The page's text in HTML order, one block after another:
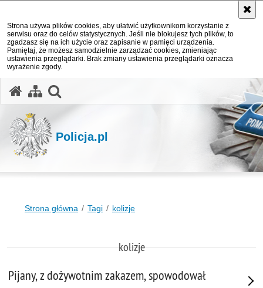
Strona używa plików cookies, aby ułatwić użytkownikom korzystanie z
serwisu oraz do celów statystycznych. Jeśli nie blokujesz tych plików, to
zgadzasz się na ich użycie oraz zapisanie w pamięci urządzenia.
Pamiętaj, że możesz samodzielnie zarządzać cookies, zmieniając
ustawienia przeglądarki. Brak zmiany ustawienia przeglądarki oznacza
wyrażenie zgody.
Policja.pl
Strona główna Tagi kolizje
kolizje
Pijany, z dożywotnim zakazem, spowodował